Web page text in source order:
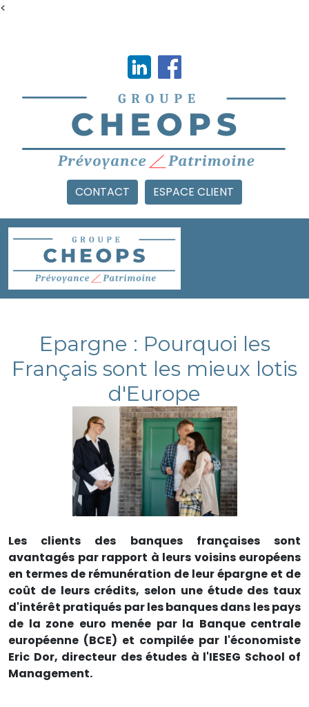
<
CONTACT ESPACE CLIENT
Epargne : Pourquoi les
Français sont les mieux lotis
d'Europe
Les clients des banques françaises sont
avantagés par rapport à leurs voisins européens
en termes de rémunération de leur épargne et de
coût de leurs crédits, selon une étude des taux
d'intérêt pratiqués par les banques dans les pays
de la zone euro menée par la Banque centrale
européenne (BCE) et compilée par l'économiste
Eric Dor, directeur des études à l'IESEG School of
Management.